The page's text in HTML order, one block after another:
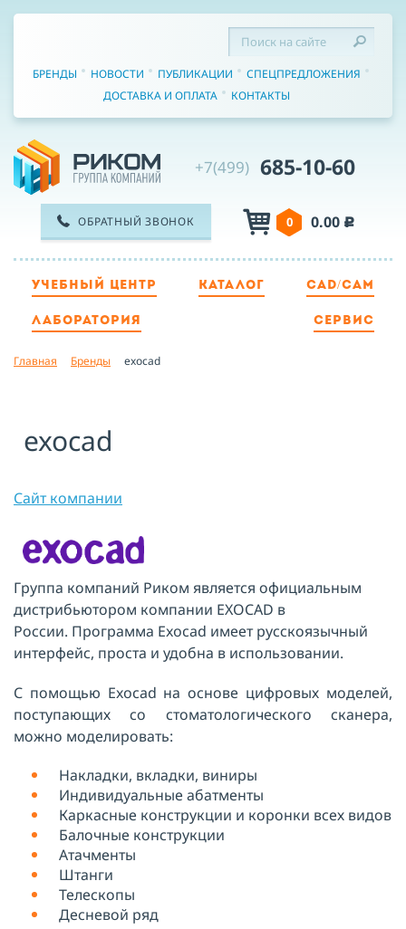
БРЕНДЫ НОВОСТИ ПУБЛИКАЦИИ
СПЕЦПРЕДЛОЖЕНИЯ
ДОСТАВКА И ОПЛАТА
КОНТАКТЫ
+7(499) 685-10-60
ОБРАТНЫЙ ЗВОНОК 0 0.00 c
УЧЕБНЫЙ ЦЕНТР КАТАЛОГ CAD/CAM
ЛАБОРАТОРИЯ СЕРВИС
Главная Бренды exocad
exocad
Сайт компании
Группа компаний Риком является официальным
дистрибьютором компании EXOCAD в
России. Программа Exocad имеет русскоязычный
интерфейс, проста и удобна в использовании.
С помощью Exocad на основе цифровых моделей,
поступающих со стоматологического сканера,
можно моделировать:
Накладки, вкладки, виниры
Индивидуальные абатменты
Каркасные конструкции и коронки всех видов
Балочные конструкции
Атачменты
Штанги
Телескопы
Десневой ряд